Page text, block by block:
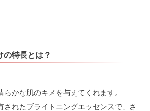
の特長とは？
らかな肌のキメを与えてくれます。
されたブライトニングエッセンスで、さ